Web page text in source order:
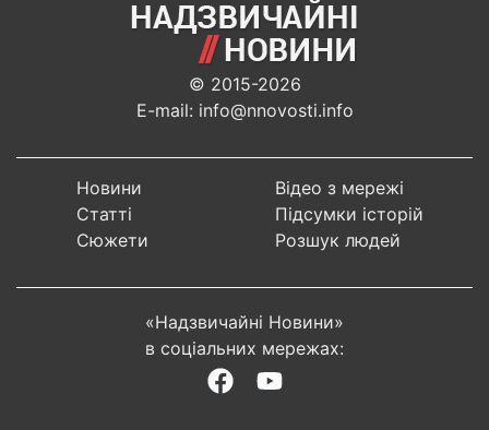
© 2015-2026
E-mail: info@nnovosti.info
Новини
Статті
Сюжети
Відео з мережі
Підсумки історій
Розшук людей
«Надзвичайні Новини»
в соціальних мережах: